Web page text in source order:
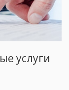
услуги